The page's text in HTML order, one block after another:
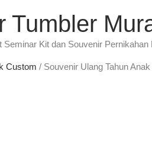
Tumbler
Seminar Kit dan Souvenir Pernikahan
Custom / Souvenir Ulang Tahun